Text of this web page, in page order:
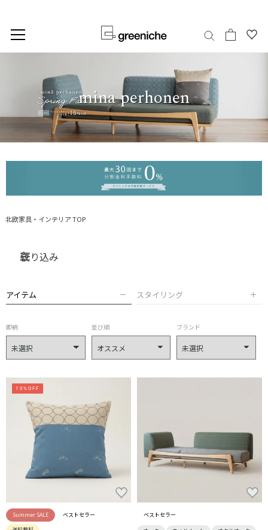
に
キ
ッ
mina perhonen
北欧家具・インテリア TOP
絞り込み
アイテム スタイリング
即納 並び順 ブランド
10%OFF
Summer SALE
ベストセラー
ベストセラー